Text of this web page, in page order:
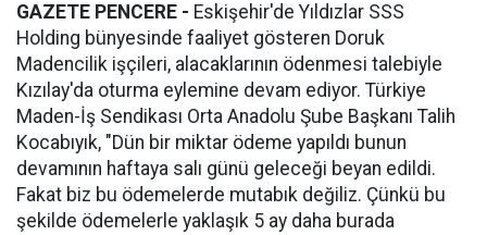
GAZETE PENCERE - Eskişehir'de Yıldızlar SSS
Holding bünyesinde faaliyet gösteren Doruk
Madencilik işçileri, alacaklarının ödenmesi talebiyle
Kızılay'da oturma eylemine devam ediyor. Türkiye
Maden-İş Sendikası Orta Anadolu Şube Başkanı Talih
Kocabıyık, "Dün bir miktar ödeme yapıldı bunun
devamının haftaya salı günü geleceği beyan edildi.
Fakat biz bu ödemelerde mutabık değiliz. Çünkü bu
şekilde ödemelerle yaklaşık 5 ay daha burada